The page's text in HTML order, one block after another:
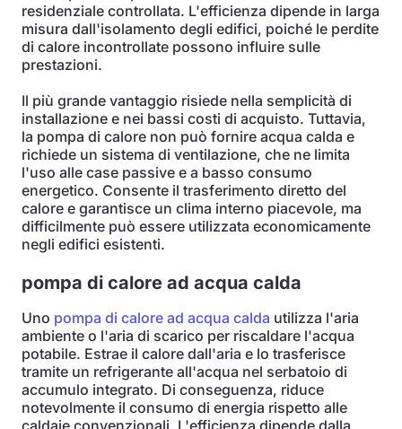
residenziale controllata. L'efficienza dipende in larga
misura dall'isolamento degli edifici, poiché le perdite
di calore incontrollate possono influire sulle
prestazioni.
Il più grande vantaggio risiede nella semplicità di
installazione e nei bassi costi di acquisto. Tuttavia,
la pompa di calore non può fornire acqua calda e
richiede un sistema di ventilazione, che ne limita
l'uso alle case passive e a basso consumo
energetico. Consente il trasferimento diretto del
calore e garantisce un clima interno piacevole, ma
difficilmente può essere utilizzata economicamente
negli edifici esistenti.
pompa di calore ad acqua calda
Uno pompa di calore ad acqua calda utilizza l'aria
ambiente o l'aria di scarico per riscaldare l'acqua
potabile. Estrae il calore dall'aria e lo trasferisce
tramite un refrigerante all'acqua nel serbatoio di
accumulo integrato. Di conseguenza, riduce
notevolmente il consumo di energia rispetto alle
caldaie convenzionali. L'efficienza dipende dalla